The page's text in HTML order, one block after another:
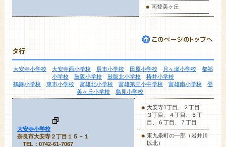
南登美ヶ丘
タ行
大安寺小学校 大安寺西小学校 辰市小学校 田原小学校 月ヶ瀬小学校
都祁
小学校
鼓阪小学校 鼓阪北小学校
椿井小学校
鶴舞小学校
東市小学校 富雄北小学校 富雄第三小中学校 富雄南小学校
登
美ヶ丘小学校
鳥見小学校
大安寺小学校
奈良市大安寺２丁目１５－１
TEL：0742-61-7067
大安寺1丁目
、２丁目、
３丁目、４丁目、５丁
目、６丁目、７丁目
東九条町の一部（岩井川
以北）